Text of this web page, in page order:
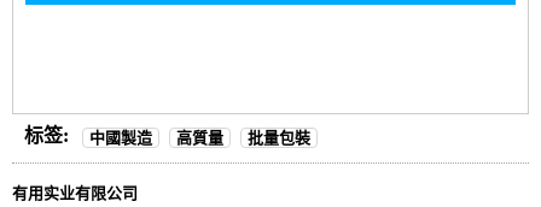
标签: 中國製造 高質量 批量包裝
有用实业有限公司